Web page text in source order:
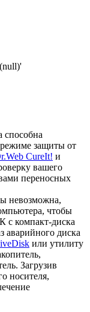
способна
защиты от
CureIt! и
вашего
переносных
невозможна,
чтобы
с компакт-диска
аварийного диска
или утилиту
Загрузив
носителя,